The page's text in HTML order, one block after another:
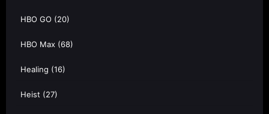
HBO GO (20)
HBO Max (68)
Healing (16)
Heist (27)